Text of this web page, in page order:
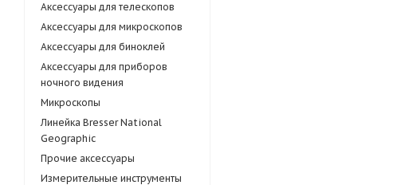
Аксессуары для телескопов
Аксессуары для микроскопов
Аксессуары для биноклей
Аксессуары для приборов
ночного видения
Микроскопы
Линейка Bresser National
Geographic
Прочие аксессуары
Измерительные инструменты